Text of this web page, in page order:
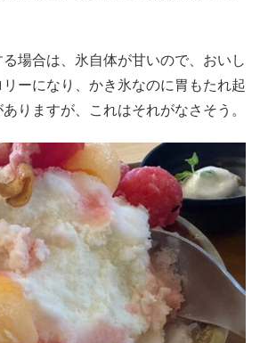
場合は、氷自体が甘いので、おいし
ーになり、かき氷なのに胃もたれ起
りますが、これはそれがなさそう。